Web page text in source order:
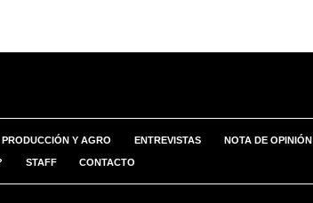
PRODUCCIÓN Y AGRO ENTREVISTAS NOTA DE OPINIÓN
STAFF CONTACTO